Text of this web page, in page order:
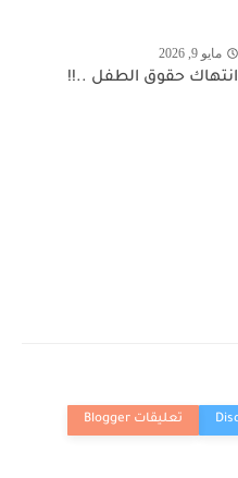
مايو 9, 2026
انتهاك حقوق الطفل ..!!